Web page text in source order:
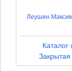
Леушин
Каталог
Закрытая